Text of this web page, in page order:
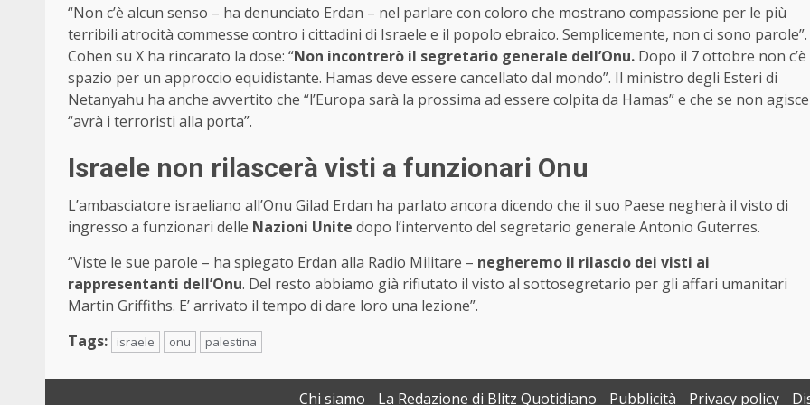
“Non c’è alcun senso – ha denunciato Erdan – nel parlare con coloro che mostrano compassione per le più
terribili atrocità commesse contro i cittadini di Israele e il popolo ebraico. Semplicemente, non ci sono parole”.
Cohen su X ha rincarato la dose: “Non incontrerò il segretario generale dell’Onu. Dopo il 7 ottobre non c’è
spazio per un approccio equidistante. Hamas deve essere cancellato dal mondo”. Il ministro degli Esteri di
Netanyahu ha anche avvertito che “l’Europa sarà la prossima ad essere colpita da Hamas” e che se non agisce
“avrà i terroristi alla porta”.
Israele non rilascerà visti a funzionari Onu
L’ambasciatore israeliano all’Onu Gilad Erdan ha parlato ancora dicendo che il suo Paese negherà il visto di
ingresso a funzionari delle Nazioni Unite dopo l’intervento del segretario generale Antonio Guterres.
“Viste le sue parole – ha spiegato Erdan alla Radio Militare – negheremo il rilascio dei visti ai
rappresentanti dell’Onu. Del resto abbiamo già rifiutato il visto al sottosegretario per gli affari umanitari
Martin Griffiths. E’ arrivato il tempo di dare loro una lezione”.
Tags:
israele onu palestina
Chi siamo La Redazione di Blitz Quotidiano Pubblicità Privacy policy